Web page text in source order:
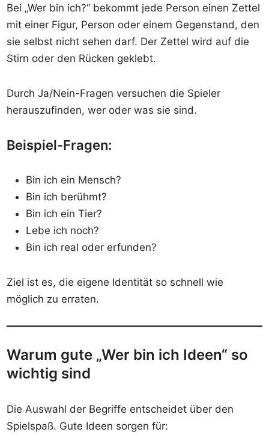
Bei „Wer bin ich?“ bekommt jede Person einen Zettel
mit einer Figur, Person oder einem Gegenstand, den
sie selbst nicht sehen darf. Der Zettel wird auf die
Stirn oder den Rücken geklebt.
Durch Ja/Nein-Fragen versuchen die Spieler
herauszufinden, wer oder was sie sind.
Beispiel-Fragen:
Bin ich ein Mensch?
Bin ich berühmt?
Bin ich ein Tier?
Lebe ich noch?
Bin ich real oder erfunden?
Ziel ist es, die eigene Identität so schnell wie
möglich zu erraten.
Warum gute „Wer bin ich Ideen“ so
wichtig sind
Die Auswahl der Begriffe entscheidet über den
Spielspaß. Gute Ideen sorgen für: